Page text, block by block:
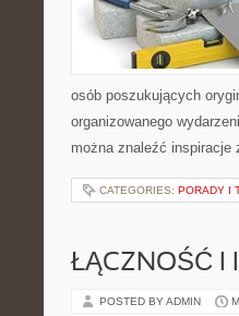
osób poszukujących
organizowanego
można znaleźć
CATEGORIES: PORADY I
ŁĄCZNOŚĆ I
POSTED BY ADMIN